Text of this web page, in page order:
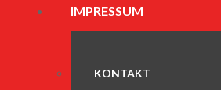
IMPRESSUM
KONTAKT